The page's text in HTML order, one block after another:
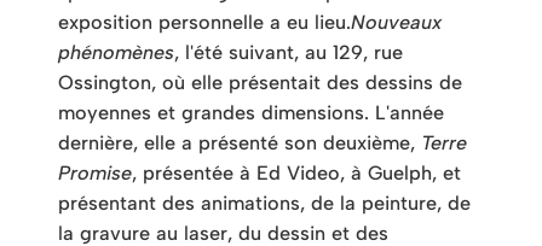
exposition personnelle a eu lieu.Nouveaux
phénomènes, l'été suivant, au 129, rue
Ossington, où elle présentait des dessins de
moyennes et grandes dimensions. L'année
dernière, elle a présenté son deuxième, Terre
Promise, présentée à Ed Video, à Guelph, et
présentant des animations, de la peinture, de
la gravure au laser, du dessin et des